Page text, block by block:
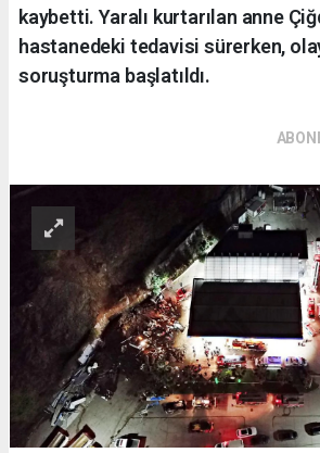
kaybetti. Yaralı kurtarılan anne
hastanedeki tedavisi sürerken,
soruşturma başlatıldı.